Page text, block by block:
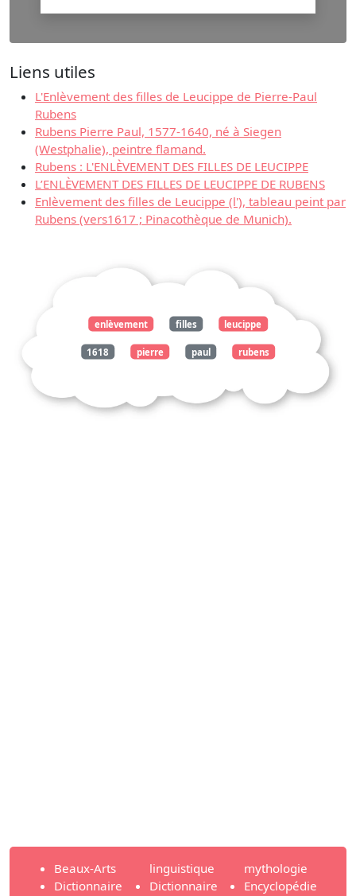
Liens utiles
L'Enlèvement des filles de Leucippe de Pierre-Paul
Rubens
Rubens Pierre Paul, 1577-1640, né à Siegen
(Westphalie), peintre flamand.
Rubens : L'ENLÈVEMENT DES FILLES DE LEUCIPPE
L’ENLÈVEMENT DES FILLES DE LEUCIPPE DE RUBENS
Enlèvement des filles de Leucippe (l'), tableau peint par
Rubens (vers1617 ; Pinacothèque de Munich).
enlèvement filles leucippe
1618 pierre paul rubens
Beaux-Arts
Dictionnaire
linguistique
Dictionnaire
mythologie
Encyclopédie